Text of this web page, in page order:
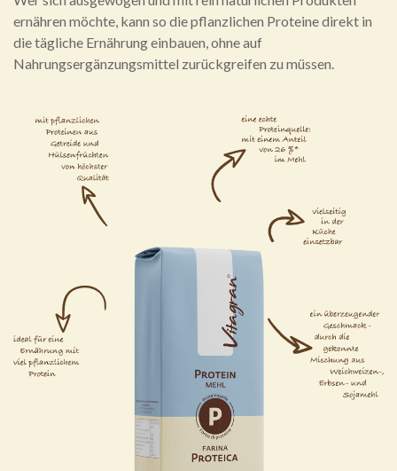
ernähren möchte, kann so die pflanzlichen Proteine direkt in
die tägliche Ernährung einbauen, ohne auf
Nahrungsergänzungsmittel zurückgreifen zu müssen.